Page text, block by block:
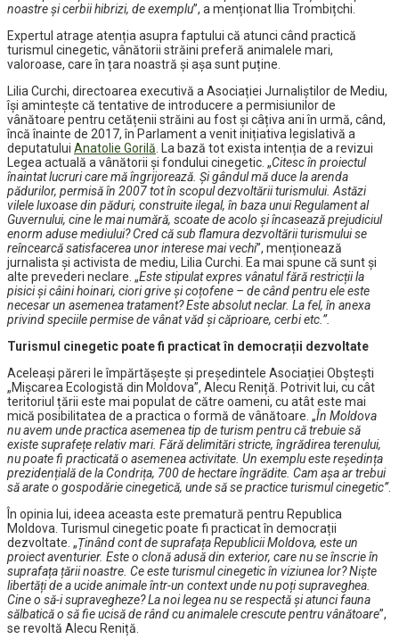
noastre și cerbii hibrizi, de exemplu”, a menționat Ilia Trombițchi.
Expertul atrage atenția asupra faptului că atunci când practică
turismul cinegetic, vânătorii străini preferă animalele mari,
valoroase, care în țara noastră și așa sunt puține.
Lilia Curchi, directoarea executivă a Asociației Jurnaliștilor de Mediu,
își amintește că tentative de introducere a permisiunilor de
vânătoare pentru cetățenii străini au fost și câțiva ani în urmă, când,
încă înainte de 2017, în Parlament a venit inițiativa legislativă a
deputatului Anatolie Gorilă . La bază tot exista intenția de a revizui
Legea actuală a vânătorii și fondului cinegetic. „Citesc în proiectul
înaintat lucruri care mă îngrijorează. Și gândul mă duce la arenda
pădurilor, permisă în 2007 tot în scopul dezvoltării turismului. Astăzi
vilele luxoase din păduri, construite ilegal, în baza unui Regulament al
Guvernului, cine le mai numără, scoate de acolo și încasează prejudiciul
enorm aduse mediului? Cred că sub flamura dezvoltării turismului se
reîncearcă satisfacerea unor interese mai vechi”, menționează
jurnalista și activista de mediu, Lilia Curchi. Ea mai spune că sunt și
alte prevederi neclare. „Este stipulat expres vânatul fără restricții la
pisici şi câini hoinari, ciori grive și coțofene – de când pentru ele este
necesar un asemenea tratament? Este absolut neclar. La fel, în anexa
privind speciile permise de vânat văd și căprioare, cerbi etc.”.
Turismul cinegetic poate fi practicat în democrații dezvoltate
Aceleași păreri le împărtășește și președintele Asociației Obștești
„Mișcarea Ecologistă din Moldova”, Alecu Reniță. Potrivit lui, cu cât
teritoriul țării este mai populat de către oameni, cu atât este mai
mică posibilitatea de a practica o formă de vânătoare. „În Moldova
nu avem unde practica asemenea tip de turism pentru că trebuie să
existe suprafețe relativ mari. Fără delimitări stricte, îngrădirea terenului,
nu poate fi practicată o asemenea activitate. Un exemplu este reședința
prezidențială de la Condrița, 700 de hectare îngrădite. Cam așa ar trebui
să arate o gospodărie cinegetică, unde să se practice turismul cinegetic”.
În opinia lui, ideea aceasta este prematură pentru Republica
Moldova. Turismul cinegetic poate fi practicat în democrații
dezvoltate. „Ținând cont de suprafața Republicii Moldova, este un
proiect aventurier. Este o clonă adusă din exterior, care nu se înscrie în
suprafața țării noastre. Ce este turismul cinegetic în viziunea lor? Niște
libertăți de a ucide animale într-un context unde nu poți supraveghea.
Cine o să-i supravegheze? La noi legea nu se respectă și atunci fauna
sălbatică o să fie ucisă de rând cu animalele crescute pentru vânătoare”,
se revoltă Alecu Reniță.